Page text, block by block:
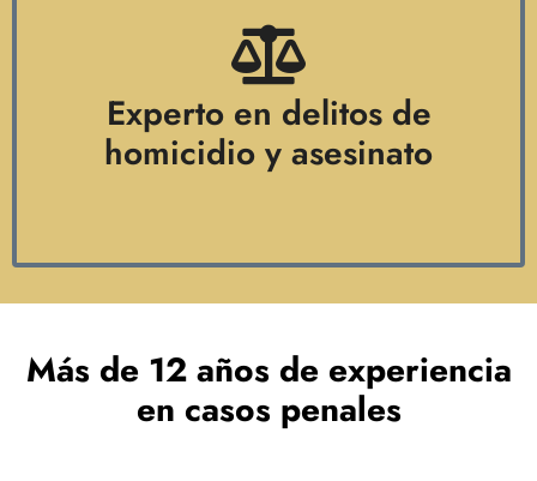
Experto en delitos de
homicidio y asesinato
Más de 12 años de experiencia
en casos penales